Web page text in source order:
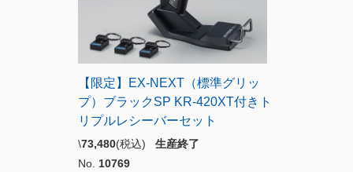
【限定】EX-NEXT（標準グリッ
プ）ブラックSP KR-420XT付きト
リプルレシーバーセット
\73,480(税込) 生産終了
No. 10769